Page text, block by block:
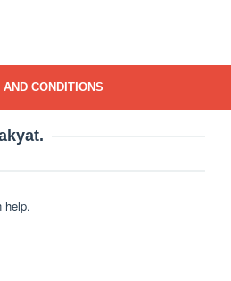
AND CONDITIONS
help.